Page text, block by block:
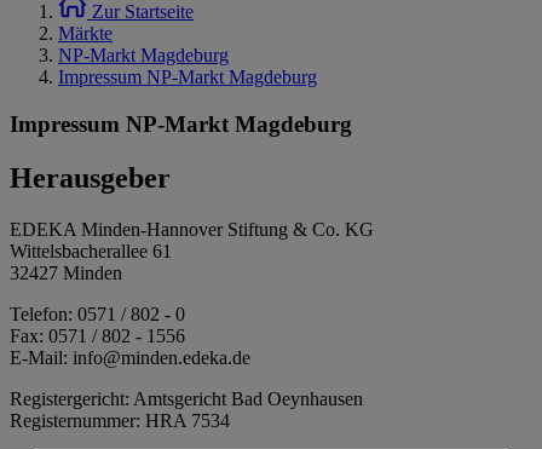
Zur Startseite
Märkte
NP-Markt Magdeburg
Impressum NP-Markt Magdeburg
Impressum NP-Markt Magdeburg
Herausgeber
EDEKA Minden-Hannover Stiftung & Co. KG
Wittelsbacherallee 61
32427 Minden
Telefon: 0571 / 802 - 0
Fax: 0571 / 802 - 1556
E-Mail: info@minden.edeka.de
Registergericht: Amtsgericht Bad Oeynhausen
Registernummer: HRA 7534